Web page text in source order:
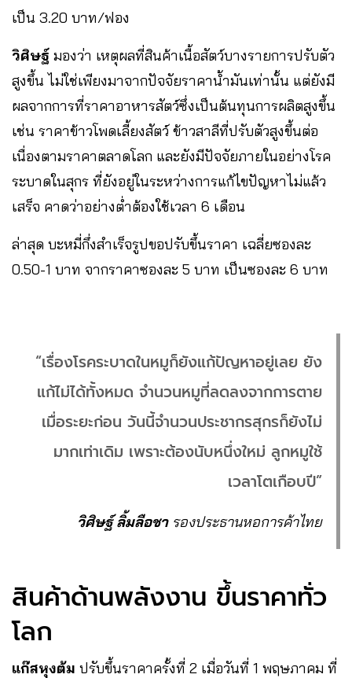
เป็น 3.20 บาท/ฟอง
วิศิษฐ์ มองว่า เหตุผลที่สินค้าเนื้อสัตว์บางรายการปรับตัว
สูงขึ้น ไม่ใช่เพียงมาจากปัจจัยราคาน้ำมันเท่านั้น แต่ยังมี
ผลจากการที่ราคาอาหารสัตว์ซึ่งเป็นต้นทุนการผลิตสูงขึ้น
เช่น ราคาข้าวโพดเลี้ยงสัตว์ ข้าวสาลีที่ปรับตัวสูงขึ้นต่อ
เนื่องตามราคาตลาดโลก และยังมีปัจจัยภายในอย่างโรค
ระบาดในสุกร ที่ยังอยู่ในระหว่างการแก้ไขปัญหาไม่แล้ว
เสร็จ คาดว่าอย่างต่ำต้องใช้เวลา 6 เดือน
ล่าสุด บะหมี่กึ่งสำเร็จรูปขอปรับขึ้นราคา เฉลี่ยซองละ
0.50-1 บาท จากราคาซองละ 5 บาท เป็นซองละ 6 บาท
“เรื่องโรคระบาดในหมูก็ยังแก้ปัญหาอยู่เลย ยัง
แก้ไม่ได้ทั้งหมด จำนวนหมูที่ลดลงจากการตาย
เมื่อระยะก่อน วันนี้จำนวนประชากรสุกรก็ยังไม่
มากเท่าเดิม เพราะต้องนับหนึ่งใหม่ ลูกหมูใช้
เวลาโตเกือบปี”
วิศิษฐ์ ลิ้มลือชา รองประธานหอการค้าไทย
สินค้าด้านพลังงาน ขึ้นราคาทั่ว
โลก
แก๊สหุงต้ม ปรับขึ้นราคาครั้งที่ 2 เมื่อวันที่ 1 พฤษภาคม ที่